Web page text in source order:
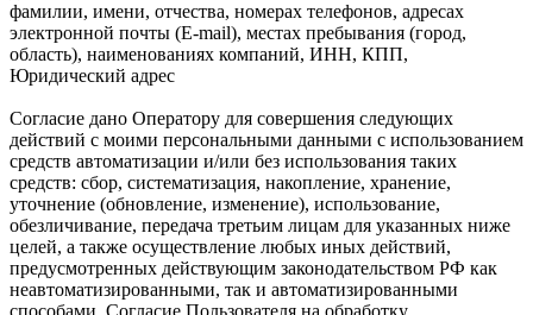
фамилии, имени, отчества, номерах телефонов, адресах
электронной почты (E-mail), местах пребывания (город,
область), наименованиях компаний, ИНН, КПП,
Юридический адрес
Согласие дано Оператору для совершения следующих
действий с моими персональными данными с использованием
средств автоматизации и/или без использования таких
средств: сбор, систематизация, накопление, хранение,
уточнение (обновление, изменение), использование,
обезличивание, передача третьим лицам для указанных ниже
целей, а также осуществление любых иных действий,
предусмотренных действующим законодательством РФ как
неавтоматизированными, так и автоматизированными